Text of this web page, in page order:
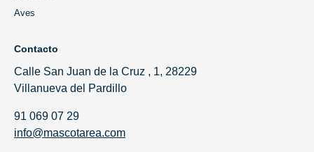
Aves
Contacto
Calle San Juan de la Cruz , 1, 28229
Villanueva del Pardillo
91 069 07 29
info@mascotarea.com